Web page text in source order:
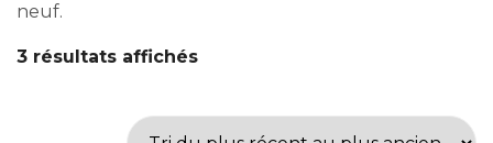
neuf.
3 résultats affichés